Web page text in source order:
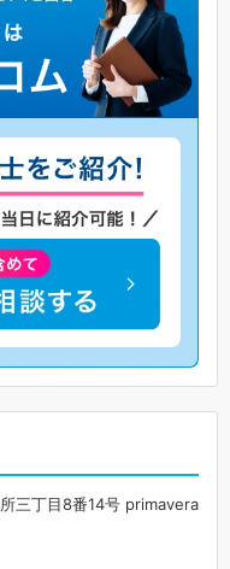
三丁目8番14号 primavera